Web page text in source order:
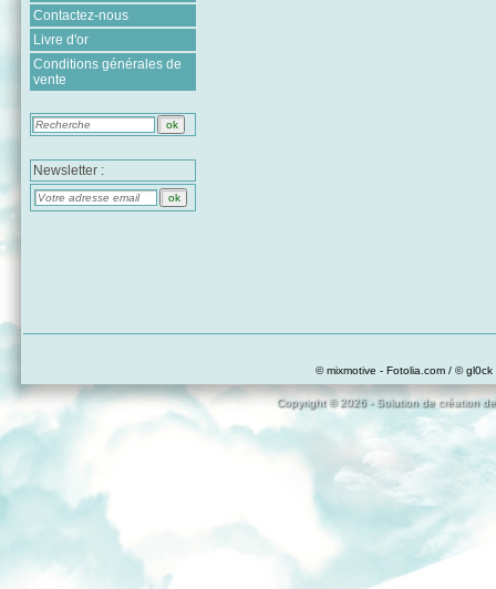
Contactez-nous
Livre d'or
Conditions générales de
vente
Newsletter :
© mixmotive - Fotolia.com / ©
Copyright © 2026 - Solution de création